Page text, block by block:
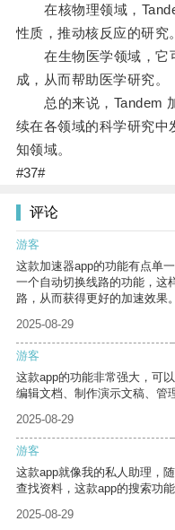
在核物理领域，
性质，推动核反应的研究。
在生物医学领域，它
成，从而帮助医学研究。
总的来说，Tandem
续在各领域的科学研究中
知领域。
#37#
评论
游客
这款加速器app的功能有点单
一个自动切换线路的功能，这
路，从而获得更好的加速效果。
2025-08-29
游客
这款app的功能非常强大，可
编辑文档、制作演示文稿、管
2025-08-29
游客
这款app就像我的私人助理，
查找资料，这款app的搜索功
2025-08-29